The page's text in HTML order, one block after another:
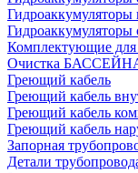
Гидроаккумуляторы
Комплектующие для
Очистка
Греющий кабель
Греющий кабель
Греющий кабель
Греющий кабель
Запорная
Детали